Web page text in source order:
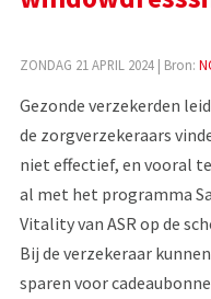
ZONDAG 21 APRIL 2024| Bron:
Gezonde verzekerden
de zorgverzekeraars
niet effectief, en vooral
al met het programma
Vitality van ASR op de
Bij de verzekeraar
sparen voor